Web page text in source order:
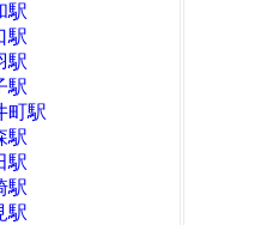
駅
駅
駅
駅
町駅
駅
駅
駅
駅